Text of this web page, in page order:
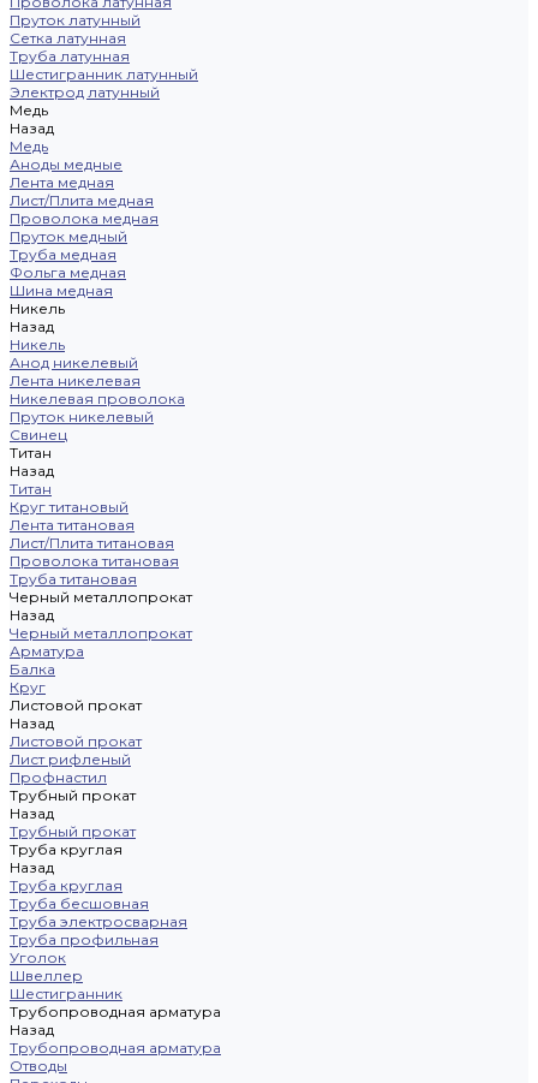
Пруток латунный
Сетка латунная
Труба латунная
Шестигранник латунный
Электрод латунный
Медь
Назад
Медь
Аноды медные
Лента медная
Лист/Плита медная
Проволока медная
Пруток медный
Труба медная
Фольга медная
Шина медная
Никель
Назад
Никель
Анод никелевый
Лента никелевая
Никелевая проволока
Пруток никелевый
Свинец
Титан
Назад
Титан
Круг титановый
Лента титановая
Лист/Плита титановая
Проволока титановая
Труба титановая
Черный металлопрокат
Назад
Черный металлопрокат
Арматура
Балка
Круг
Листовой прокат
Назад
Листовой прокат
Лист рифленый
Профнастил
Трубный прокат
Назад
Трубный прокат
Труба круглая
Назад
Труба круглая
Труба бесшовная
Труба электросварная
Труба профильная
Уголок
Швеллер
Шестигранник
Трубопроводная арматура
Назад
Трубопроводная арматура
Отводы